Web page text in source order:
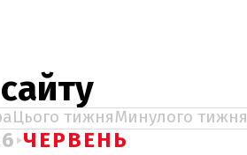
Цього тижняМинулого тижня
ЧЕРВЕНЬ